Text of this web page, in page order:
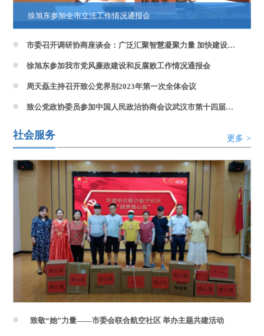
徐旭东参加全市立法工作情况通报会
市委召开调研协商座谈会：广泛汇聚智慧凝聚力量 加快建设国际消费中心城市
徐旭东参加我市党风廉政建设和反腐败工作情况通报会
周天磊主持召开致公党界别2023年第一次全体会议
致公党政协委员参加中国人民政治协商会议武汉市第十四届委员会第二次会议
社会服务 更多 >
致敬“她”力量——市委会联合航空社区 举办主题共建活动